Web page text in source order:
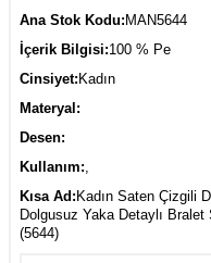
Ana Stok Kodu:MAN5644
İçerik Bilgisi:100 % Pe
Cinsiyet:Kadın
Materyal:
Desen:
Kullanım:
Kısa Ad:Kadın Saten Çizgili
Dolgusuz Yaka Detaylı
(5644)